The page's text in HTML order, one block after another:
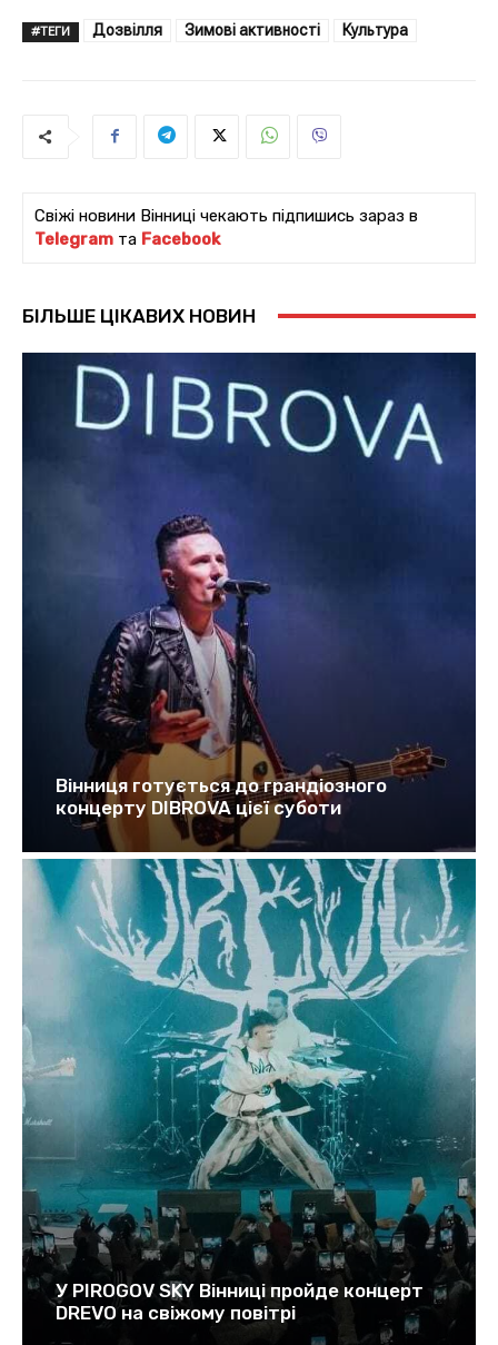
#ТЕГИ Дозвілля Зимові активності Культура
Свіжі новини Вінниці чекають підпишись зараз в
Telegram та Facebook
БІЛЬШЕ ЦІКАВИХ НОВИН
Вінниця готується до грандіозного
концерту DIBROVA цієї суботи
У PIROGOV SKY Вінниці пройде концерт
DREVO на свіжому повітрі